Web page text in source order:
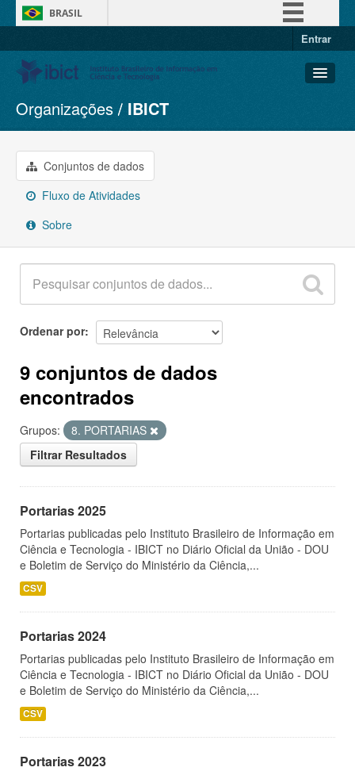
BRASIL
Entrar
Conjuntos de dados
Organizações
Grupos
Sobre
Organizações IBICT
Conjuntos de dados
Fluxo de Atividades
Sobre
Ordenar por
9 conjuntos de dados
encontrados
Grupos:
8. PORTARIAS
Filtrar Resultados
Portarias 2025
Portarias publicadas pelo Instituto Brasileiro de Informação em
Ciência e Tecnologia - IBICT no Diário Oficial da União - DOU
e Boletim de Serviço do Ministério da Ciência,...
CSV
Portarias 2024
Portarias publicadas pelo Instituto Brasileiro de Informação em
Ciência e Tecnologia - IBICT no Diário Oficial da União - DOU
e Boletim de Serviço do Ministério da Ciência,...
CSV
Portarias 2023